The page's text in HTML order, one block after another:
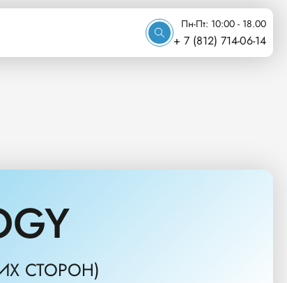
Пн-Пт: 10:00 - 18.00
+ 7 (812) 714-06-14
СТОРОН)